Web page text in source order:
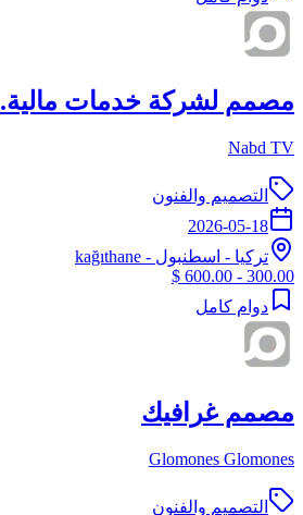
مصمم لشركة خدمات مالية.
Nabd TV
التصميم والفنون
2026-05-18
تركيا - اسطنبول - kağıthane
300.00 - 600.00 $
دوام كامل
مصمم غرافيك
Glomones Glomones
التصميم والفنون